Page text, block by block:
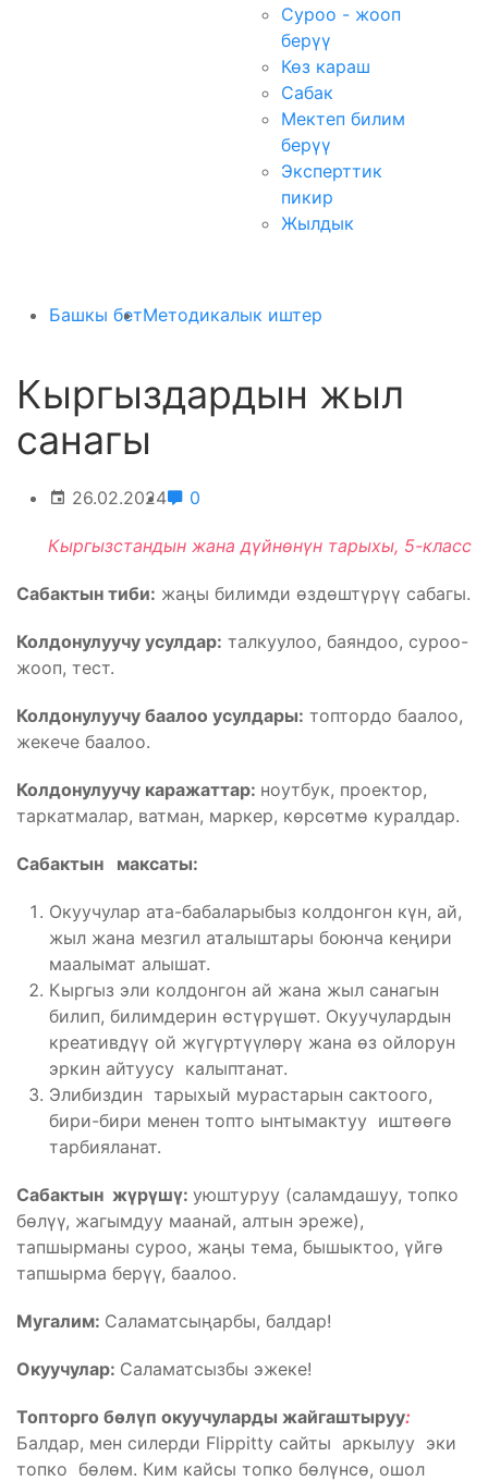
Суроо - жооп
берүү
Көз караш
Сабак
Мектеп билим
берүү
Эксперттик
пикир
Жылдык
Башкы бетМетодикалык иштер
Кыргыздардын жыл
санагы
26.02.2024 0
Кыргызстандын жана дүйнөнүн тарыхы, 5-класс
Сабактын тиби: жаңы билимди өздөштүрүү сабагы.
Колдонулуучу усулдар: талкуулоо, баяндоо, суроо-
жооп, тест.
Колдонулуучу баалоо усулдары: топтордо баалоо,
жекече баалоо.
Колдонулуучу каражаттар: ноутбук, проектор,
таркатмалар, ватман, маркер, көрсөтмө куралдар.
Сабактын максаты:
Окуучулар ата-бабаларыбыз колдонгон күн, ай,
жыл жана мезгил аталыштары боюнча кеңири
маалымат алышат.
Кыргыз эли колдонгон ай жана жыл санагын
билип, билимдерин өстүрүшөт. Окуучулардын
креативдүү ой жүгүртүүлөрү жана өз ойлорун
эркин айтуусу калыптанат.
Элибиздин тарыхый мурастарын сактоого,
бири-бири менен топто ынтымактуу иштөөгө
тарбияланат.
Сабактын жүрүшү: уюштуруу (саламдашуу, топко
бөлүү, жагымдуу маанай, алтын эреже),
тапшырманы суроо, жаңы тема, бышыктоо, үйгө
тапшырма берүү, баалоо.
Мугалим: Саламатсыңарбы, балдар!
Окуучулар: Саламатсызбы эжеке!
Топторго бөлүп окуучуларды жайгаштыруу:
Балдар, мен силерди Flippitty сайты аркылуу эки
топко бөлөм. Ким кайсы топко бөлүнсө, ошол